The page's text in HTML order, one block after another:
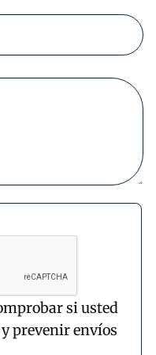
si usted
prevenir envíos